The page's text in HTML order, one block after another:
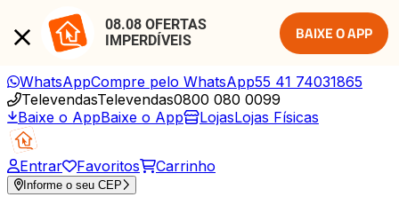
08.08 OFERTAS
IMPERDÍVEIS
BAIXE O APP
WhatsAppCompre pelo WhatsApp55 41 74031865
TelevendasTelevendas0800 080 0099
Baixe o AppBaixe o App LojasLojas Físicas
Entrar Favoritos Carrinho
Informe o seu CEP